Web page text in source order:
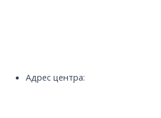
Адрес центра: